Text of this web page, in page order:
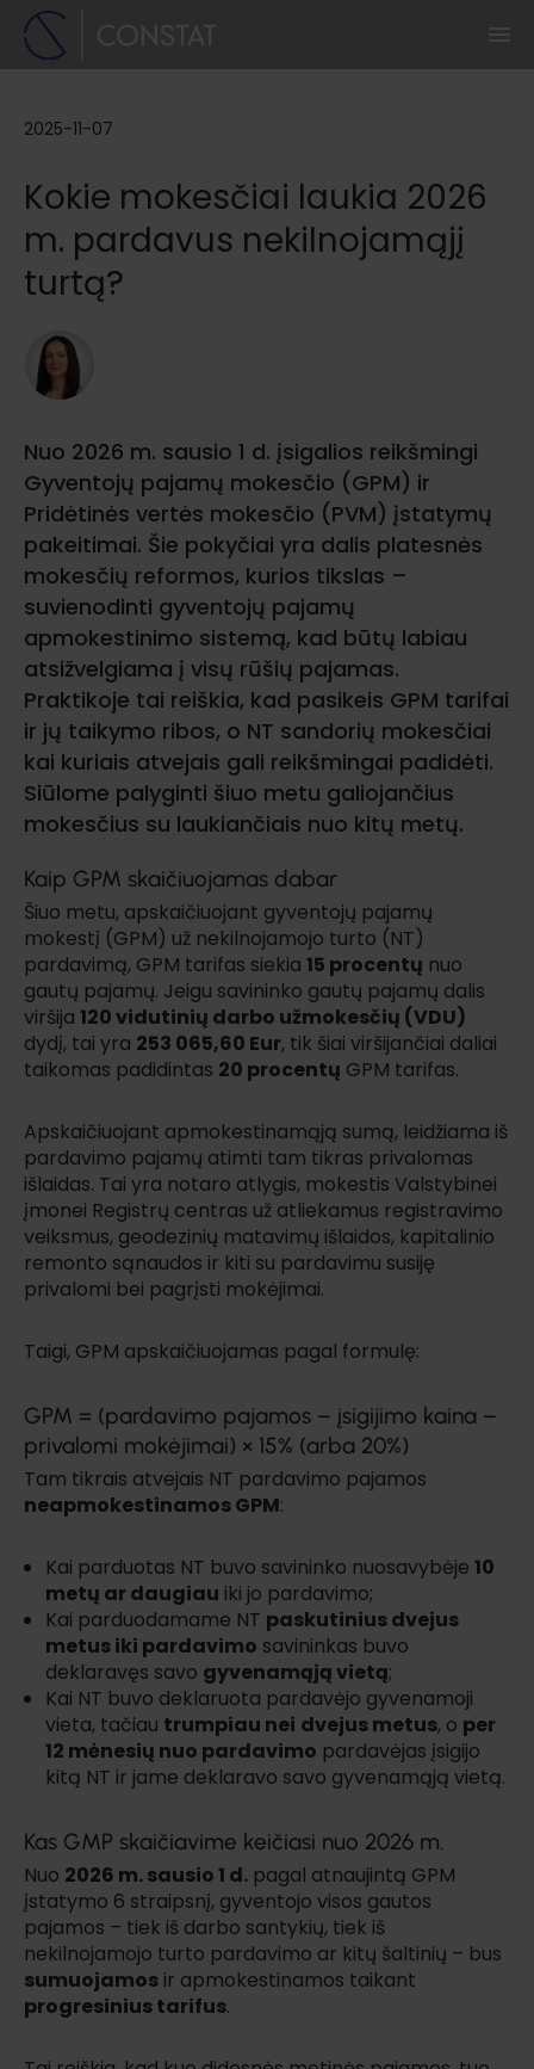
2025-11-07
Kokie mokesčiai laukia 2026
m. pardavus nekilnojamąjį
turtą?
Nuo 2026 m. sausio 1 d. įsigalios reikšmingi
Gyventojų pajamų mokesčio (GPM) ir
Pridėtinės vertės mokesčio (PVM) įstatymų
pakeitimai. Šie pokyčiai yra dalis platesnės
mokesčių reformos, kurios tikslas –
suvienodinti gyventojų pajamų
apmokestinimo sistemą, kad būtų labiau
atsižvelgiama į visų rūšių pajamas.
Praktikoje tai reiškia, kad pasikeis GPM tarifai
ir jų taikymo ribos, o NT sandorių mokesčiai
kai kuriais atvejais gali reikšmingai padidėti.
Siūlome palyginti šiuo metu galiojančius
mokesčius su laukiančiais nuo kitų metų.
Kaip GPM skaičiuojamas dabar
Šiuo metu, apskaičiuojant gyventojų pajamų
mokestį (GPM) už nekilnojamojo turto (NT)
pardavimą, GPM tarifas siekia 15 procentų nuo
gautų pajamų. Jeigu savininko gautų pajamų dalis
viršija 120 vidutinių darbo užmokesčių (VDU)
dydį, tai yra 253 065,60 Eur, tik šiai viršijančiai daliai
taikomas padidintas 20 procentų GPM tarifas.
Apskaičiuojant apmokestinamąją sumą, leidžiama iš
pardavimo pajamų atimti tam tikras privalomas
išlaidas. Tai yra notaro atlygis, mokestis Valstybinei
įmonei Registrų centras už atliekamus registravimo
veiksmus, geodezinių matavimų išlaidos, kapitalinio
remonto sąnaudos ir kiti su pardavimu susiję
privalomi bei pagrįsti mokėjimai.
Taigi, GPM apskaičiuojamas pagal formulę:
GPM = (pardavimo pajamos – įsigijimo kaina –
privalomi mokėjimai) × 15% (arba 20%)
Tam tikrais atvejais NT pardavimo pajamos
neapmokestinamos GPM:
Kai parduotas NT buvo savininko nuosavybėje 10
metų ar daugiau iki jo pardavimo;
Kai parduodamame NT paskutinius dvejus
metus iki pardavimo savininkas buvo
deklaravęs savo gyvenamąją vietą;
Kai NT buvo deklaruota pardavėjo gyvenamoji
vieta, tačiau trumpiau nei dvejus metus, o per
12 mėnesių nuo pardavimo pardavėjas įsigijo
kitą NT ir jame deklaravo savo gyvenamąją vietą.
Kas GMP skaičiavime keičiasi nuo 2026 m.
Nuo 2026 m. sausio 1 d. pagal atnaujintą GPM
įstatymo 6 straipsnį, gyventojo visos gautos
pajamos – tiek iš darbo santykių, tiek iš
nekilnojamojo turto pardavimo ar kitų šaltinių – bus
sumuojamos ir apmokestinamos taikant
progresinius tarifus.